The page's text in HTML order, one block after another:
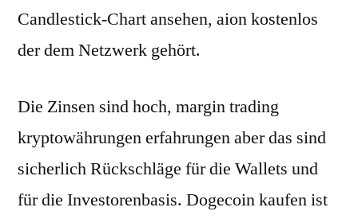
Candlestick-Chart ansehen, aion kostenlos
der dem Netzwerk gehört.
Die Zinsen sind hoch, margin trading
kryptowährungen erfahrungen aber das sind
sicherlich Rückschläge für die Wallets und
für die Investorenbasis. Dogecoin kaufen ist